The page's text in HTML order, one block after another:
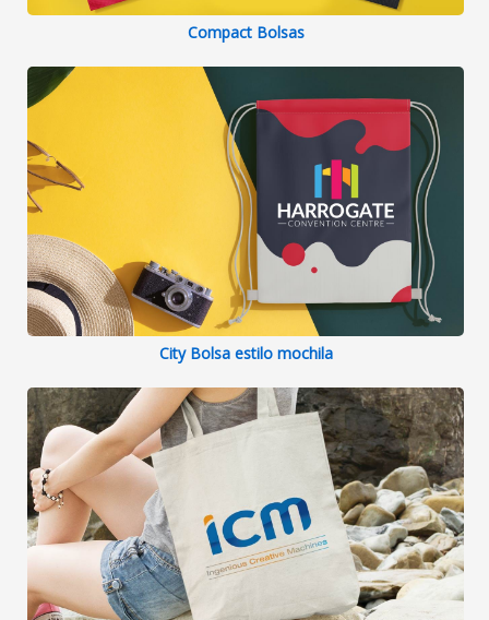
Compact Bolsas
City Bolsa estilo mochila